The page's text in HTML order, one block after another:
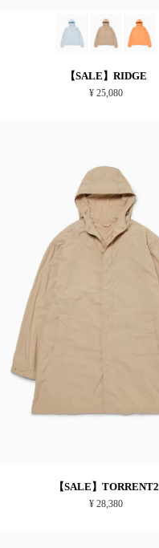
【SALE】RIDGE
¥ 25,080
【SALE】TORRENT2
¥ 28,380